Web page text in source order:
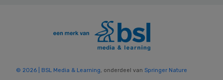
© 2026 | BSL Media & Learning, onderdeel van Springer Nature